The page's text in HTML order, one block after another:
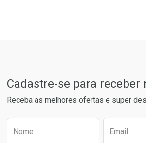
Cadastre-se para receber
Receba as melhores ofertas e super
Preencha o formulário
Nome Email